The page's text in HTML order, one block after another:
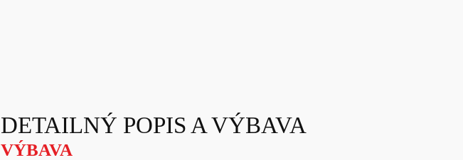
DETAILNÝ POPIS A VÝBAVA
VÝBAVA